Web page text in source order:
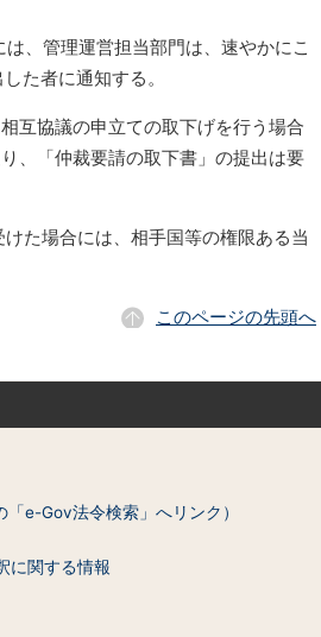
、管理運営担当部門は、速やかにこ
た者に通知する。
互協議の申立ての取下げを行う場合
、「仲裁要請の取下書」の提出は要
た場合には、相手国等の権限ある当
このページの先頭へ
e-Gov法令検索」へリンク）
に関する情報